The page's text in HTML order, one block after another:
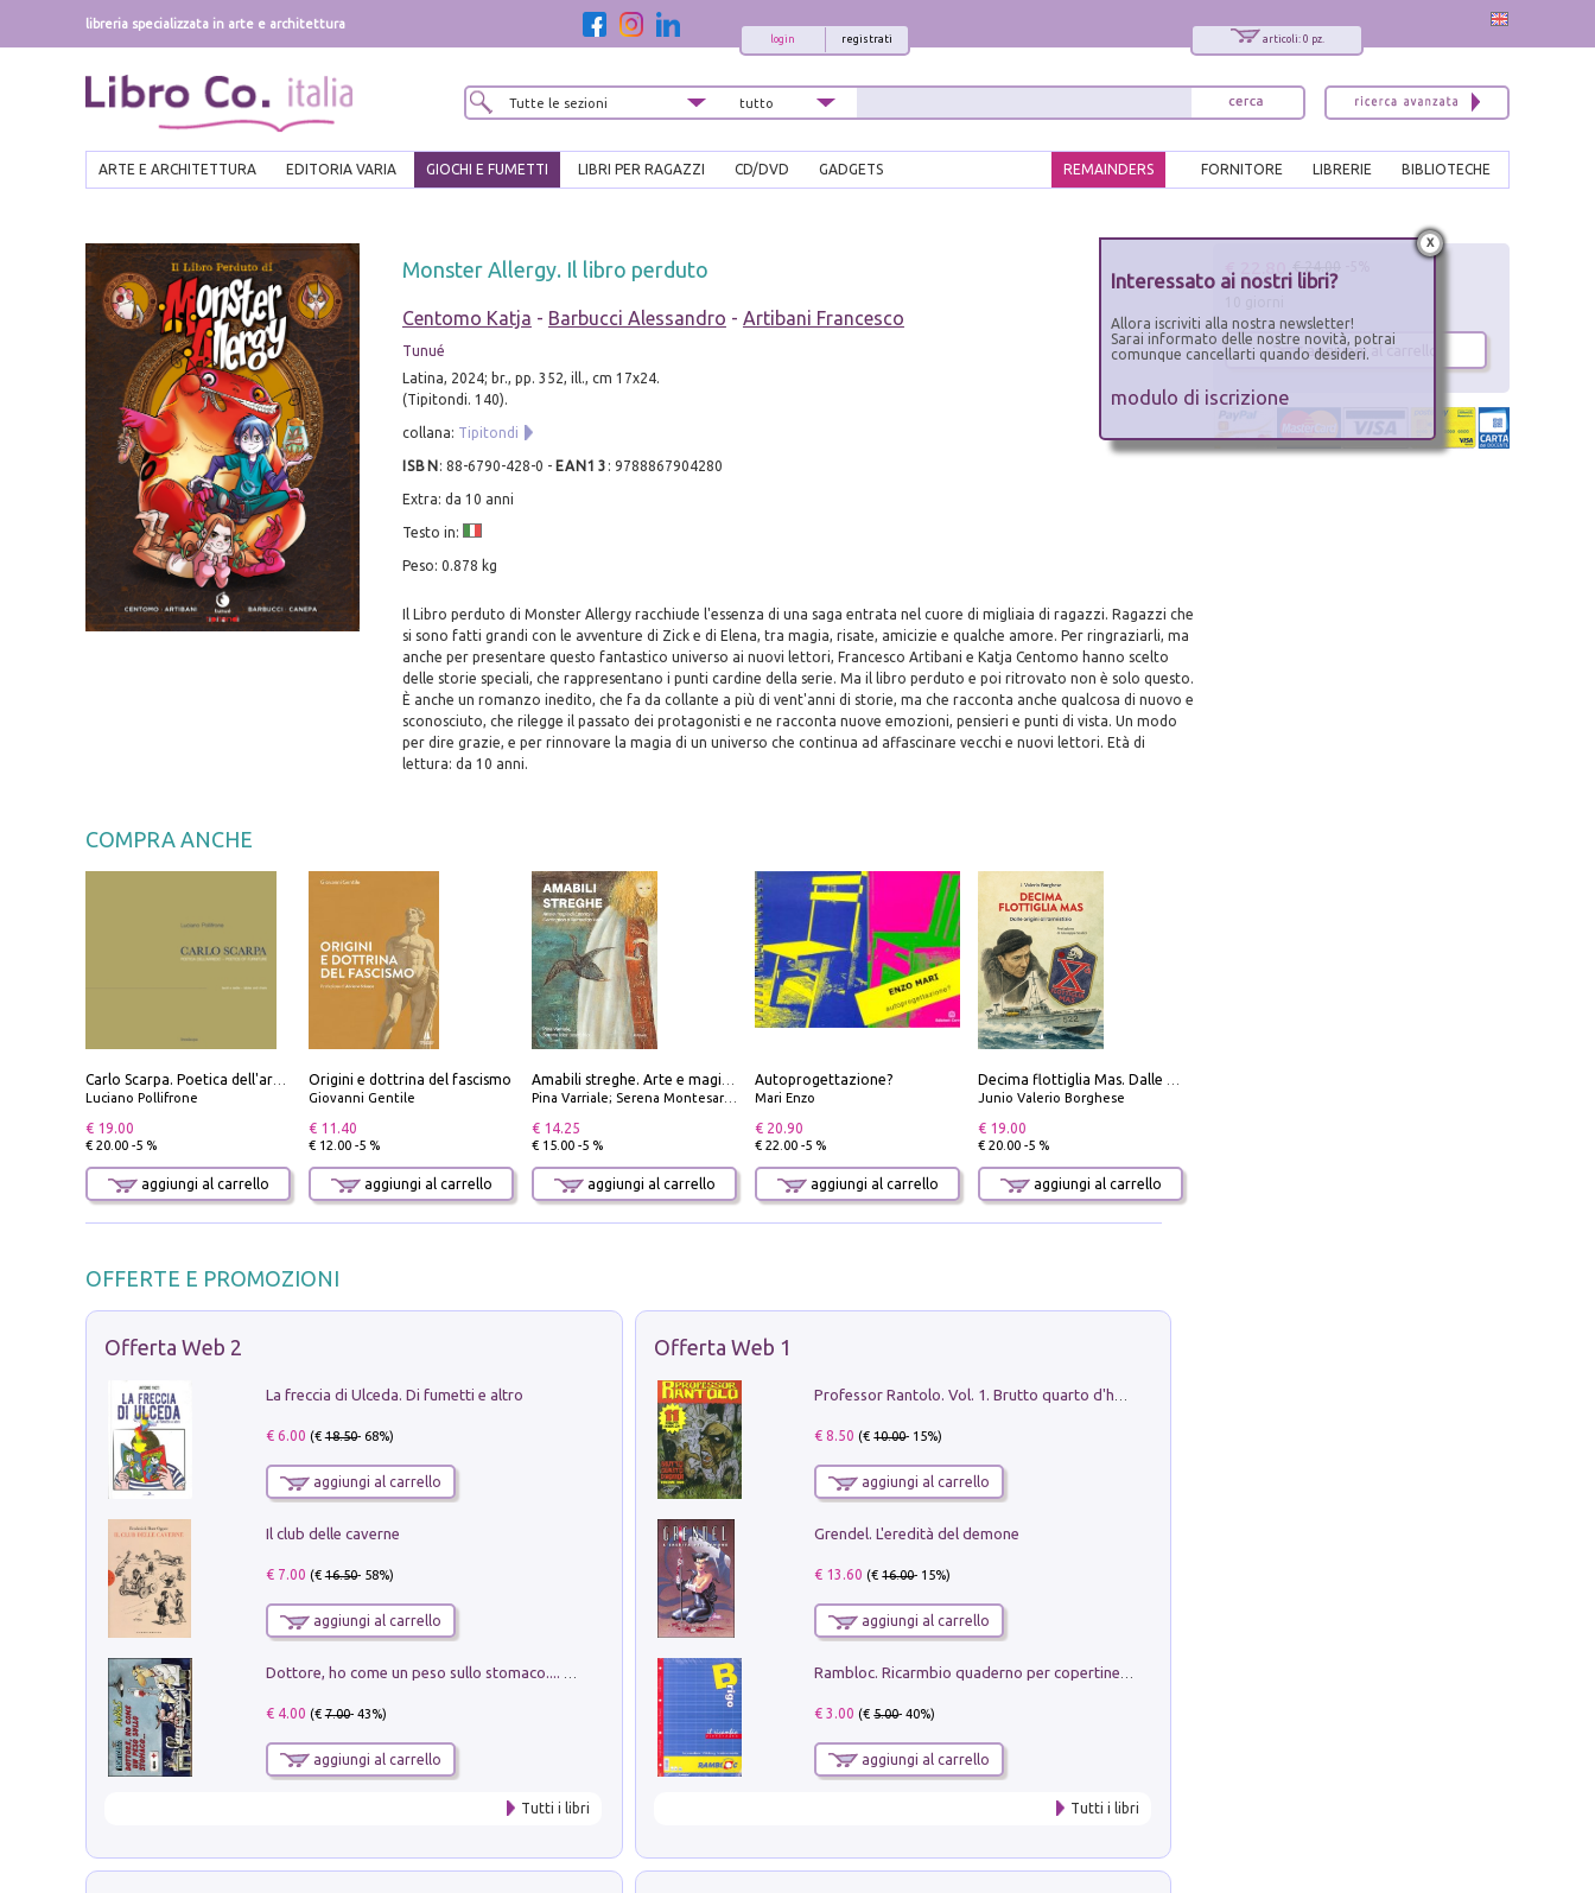
libreria specializzata in arte e architettura
articoli: 0 pz.
registrati
login
ARTE E ARCHITETTURA EDITORIA VARIA GIOCHI E FUMETTI LIBRI PER RAGAZZI CD/DVD GADGETS BIBLIOTECHE
LIBRERIE
FORNITORE
REMAINDERS
Monster Allergy. Il libro perduto
Centomo Katja - Barbucci Alessandro - Artibani Francesco
Tunué
Latina, 2024; br., pp. 352, ill., cm 17x24.
(Tipitondi. 140).
collana: Tipitondi
ISBN : 88-6790-428-0 - EAN13 : 9788867904280
Extra: da 10 anni
Testo in:
Peso: 0.878 kg
Il Libro perduto di Monster Allergy racchiude l'essenza di una saga entrata nel cuore di migliaia di ragazzi. Ragazzi che
si sono fatti grandi con le avventure di Zick e di Elena, tra magia, risate, amicizie e qualche amore. Per ringraziarli, ma
anche per presentare questo fantastico universo ai nuovi lettori, Francesco Artibani e Katja Centomo hanno scelto
delle storie speciali, che rappresentano i punti cardine della serie. Ma il libro perduto e poi ritrovato non è solo questo.
È anche un romanzo inedito, che fa da collante a più di vent'anni di storie, ma che racconta anche qualcosa di nuovo e
sconosciuto, che rilegge il passato dei protagonisti e ne racconta nuove emozioni, pensieri e punti di vista. Un modo
per dire grazie, e per rinnovare la magia di un universo che continua ad affascinare vecchi e nuovi lettori. Età di
lettura: da 10 anni.
COMPRA ANCHE
Luciano Pollifrone
€ 19.00
€ 20.00 -5 %
aggiungi al carrello
Origini e dottrina del fascismo
Giovanni Gentile
€ 11.40
€ 12.00 -5 %
aggiungi al carrello
Pina Varriale; Serena Montesarchio
€ 14.25
€ 15.00 -5 %
aggiungi al carrello
Autoprogettazione?
Mari Enzo
€ 20.90
€ 22.00 -5 %
aggiungi al carrello
Junio Valerio Borghese
€ 19.00
€ 20.00 -5 %
aggiungi al carrello
OFFERTE E PROMOZIONI
Offerta Web 2
La freccia di Ulceda. Di fumetti e altro
€ 6.00 (€18.50- 68%)
aggiungi al carrello
Il club delle caverne
€ 7.00 (€16.50- 58%)
aggiungi al carrello
€ 4.00 (€7.00- 43%)
aggiungi al carrello
Tutti i libri
Offerta Web 1
€ 8.50 (€10.00- 15%)
aggiungi al carrello
Grendel. L'eredità del demone
€ 13.60 (€16.00- 15%)
aggiungi al carrello
€ 3.00 (€5.00- 40%)
aggiungi al carrello
Tutti i libri
€ 22.80
aggiungi al carrello
x
Interessato ai nostri libri?
Allora iscriviti alla nostra newsletter!
Sarai informato delle nostre novità, potrai
comunque cancellarti quando desideri.
modulo di iscrizione